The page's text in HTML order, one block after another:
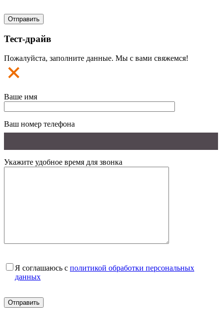
Тест-драйв
Пожалуйста, заполните данные. Мы с вами свяжемся!
Ваше имя
Ваш номер телефона
Укажите удобное время для звонка
Я соглашаюсь с политикой обработки персональных
данных